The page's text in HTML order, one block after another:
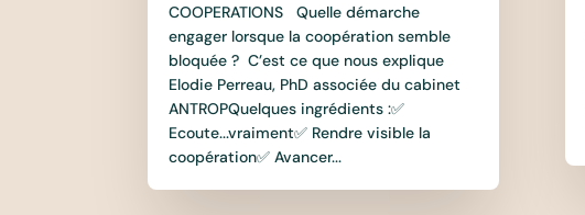
COOPERATIONS Quelle démarche
engager lorsque la coopération semble
bloquée ? C’est ce que nous explique
Elodie Perreau, PhD associée du cabinet
ANTROPQuelques ingrédients :✅
Ecoute...vraiment✅ Rendre visible la
coopération✅ Avancer...